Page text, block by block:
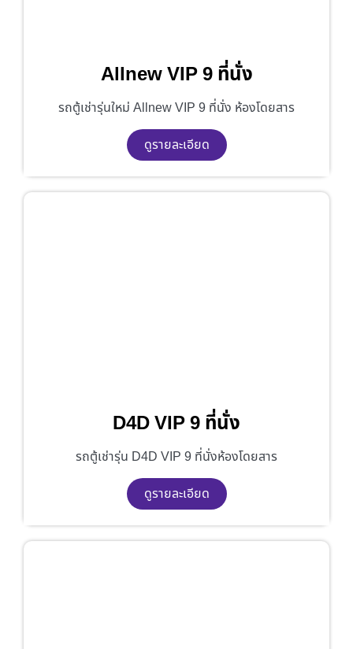
Allnew VIP 9 ที่นั่ง
รถตู้เช่ารุ่นใหม่ Allnew VIP 9 ที่นั่ง ห้องโดยสาร
ดูรายละเอียด
D4D VIP 9 ที่นั่ง
รถตู้เช่ารุ่น D4D VIP 9 ที่นั่งห้องโดยสาร
ดูรายละเอียด